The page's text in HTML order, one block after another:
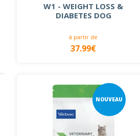
W1 - WEIGHT LOSS &
DIABETES DOG
à partir de
37.99€
NOUVEAU